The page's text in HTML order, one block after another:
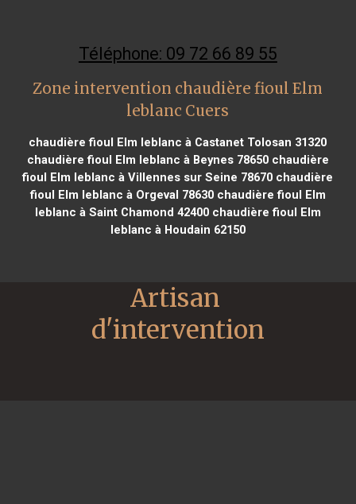
Téléphone: 09 72 66 89 55
Zone intervention chaudière fioul Elm
leblanc Cuers
chaudière fioul Elm leblanc à Castanet Tolosan 31320
chaudière fioul Elm leblanc à Beynes 78650chaudière
fioul Elm leblanc à Villennes sur Seine 78670 chaudière
fioul Elm leblanc à Orgeval 78630chaudière fioul Elm
leblanc à Saint Chamond 42400chaudière fioul Elm
leblanc à Houdain 62150
Artisan
d'intervention